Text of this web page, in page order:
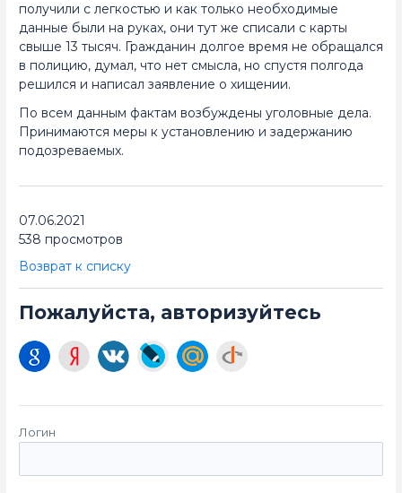
получили с легкостью и как только необходимые
данные были на руках, они тут же списали с карты
свыше 13 тысяч. Гражданин долгое время не обращался
в полицию, думал, что нет смысла, но спустя полгода
решился и написал заявление о хищении.
По всем данным фактам возбуждены уголовные дела.
Принимаются меры к установлению и задержанию
подозреваемых.
07.06.2021
538 просмотров
Возврат к списку
Пожалуйста, авторизуйтесь
Логин